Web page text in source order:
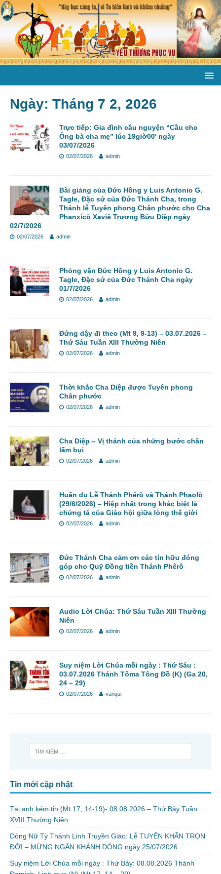
Ngày: Tháng 7 2, 2026
Trực tiếp: Gia đình cầu nguyện “Cầu cho
Ông bà cha mẹ” lúc 19giờ00′ ngày
03/07/2026
02/07/2026 admin
Bài giảng của Đức Hồng y Luis Antonio G.
Tagle, Đặc sứ của Đức Thánh Cha, trong
Thánh lễ Tuyên phong Chân phước cho Cha
Phanxicô Xaviê Trương Bửu Diệp ngày
02/7/2026
02/07/2026 admin
Phỏng vấn Đức Hồng y Luis Antonio G.
Tagle, Đặc sứ của Đức Thánh Cha ngày
01/7/2026
02/07/2026 admin
Đứng dậy đi theo (Mt 9, 9-13) – 03.07.2026 –
Thứ Sáu Tuần XIII Thường Niên
02/07/2026 admin
Thời khắc Cha Diệp được Tuyên phong
Chân phước
02/07/2026 admin
Cha Diệp – Vị thánh của những bước chân
lấm bụi
02/07/2026 admin
Huấn dụ Lễ Thánh Phêrô và Thánh Phaolô
(29/6/2026) – Hiệp nhất trong khác biệt là
chứng tá của Giáo hội giữa lòng thế giới
02/07/2026 admin
Đức Thánh Cha cảm ơn các tín hữu đóng
góp cho Quỹ Đồng tiền Thánh Phêrô
02/07/2026 admin
Audio Lời Chúa: Thứ Sáu Tuần XIII Thường
Niên
02/07/2026 admin
Suy niệm Lời Chúa mỗi ngày : Thứ Sáu :
03.07.2026 Thánh Tôma Tông Đồ (K) (Ga 20,
24 – 29)
02/07/2026 vanqui
Tin mới cập nhật
Tại anh kém tin (Mt 17, 14-19)- 08.08.2026 – Thứ Bảy Tuần
XVIII Thường Niên
Dòng Nữ Tỳ Thánh Linh Truyền Giáo: Lễ TUYÊN KHẤN TRỌN
ĐỜI – MỪNG NGÂN KHÁNH DÒNG ngày 25/07/2026
Suy niệm Lời Chúa mỗi ngày : Thứ Bảy: 08.08.2026 Thánh